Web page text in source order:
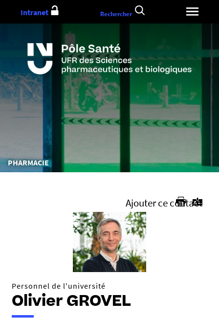
au
Vous
êtes
PHARMACIE
Intranet Rechercher
Ajouter ce contact
Personnel de l'université
Olivier GROVEL